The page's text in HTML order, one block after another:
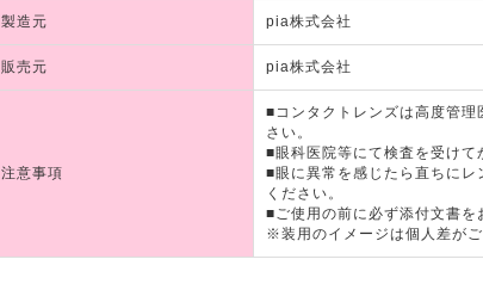
製造元 pia株式会社
販売元 pia株式会社
注意事項
■コンタクトレンズは高度管
さい。
■眼科医院等にて検査を受けて
■眼に異常を感じたら直ちにレ
ください。
■ご使用の前に必ず添付文書を
※装用のイメージは個人差が